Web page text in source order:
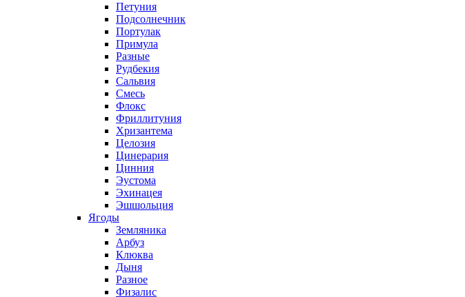
Петуния
Подсолнечник
Портулак
Примула
Разные
Рудбекия
Сальвия
Смесь
Флокс
Фриллитуния
Хризантема
Целозия
Цинерария
Цинния
Эустома
Эхинацея
Эшшольция
Ягоды
Земляника
Арбуз
Клюква
Дыня
Разное
Физалис